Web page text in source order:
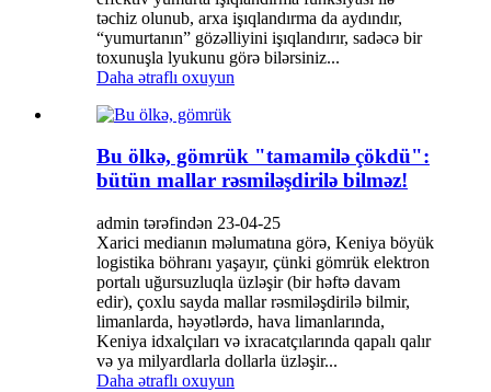
təchiz olunub, arxa işıqlandırma da aydındır,
“yumurtanın” gözəlliyini işıqlandırır, sadəcə bir
toxunuşla lyukunu görə bilərsiniz...
Daha ətraflı oxuyun
Bu ölkə, gömrük "tamamilə çökdü":
bütün mallar rəsmiləşdirilə bilməz!
admin tərəfindən 23-04-25
Xarici medianın məlumatına görə, Keniya böyük
logistika böhranı yaşayır, çünki gömrük elektron
portalı uğursuzluqla üzləşir (bir həftə davam
edir), çoxlu sayda mallar rəsmiləşdirilə bilmir,
limanlarda, həyətlərdə, hava limanlarında,
Keniya idxalçıları və ixracatçılarında qapalı qalır
və ya milyardlarla dollarla üzləşir...
Daha ətraflı oxuyun